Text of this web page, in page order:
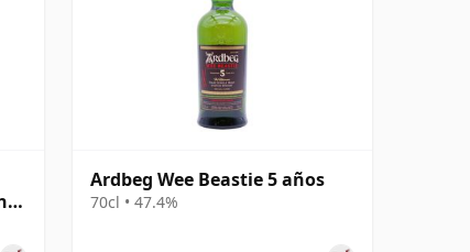
Ardbeg Wee Beastie 5 años
70cl • 47.4%